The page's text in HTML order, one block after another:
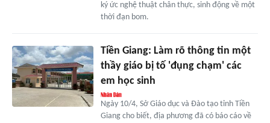
ký ức nghệ thuật chân thực, sinh động về một
thời đạn bom.
Tiền Giang: Làm rõ thông tin một
thầy giáo bị tố 'đụng chạm' các
em học sinh
Ngày 10/4, Sở Giáo dục và Đào tạo tỉnh Tiền
Giang cho biết, địa phương đã có báo cáo về